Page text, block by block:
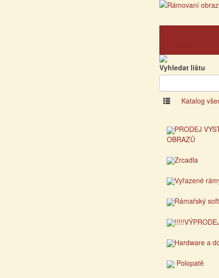
Vyhledat lištu
Katalog
PRODEJ
OBRAZŮ
Zrcadla
Vyřazené
Rámařský
Hardware a
Polopatě